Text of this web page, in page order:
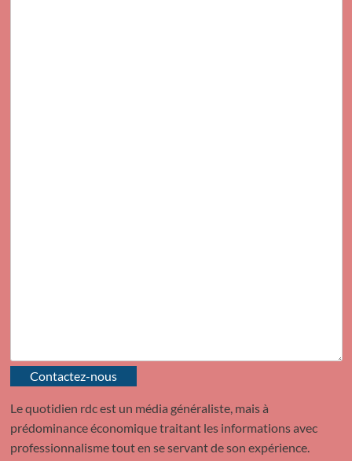
Contactez-nous
Le quotidien rdc est un média généraliste, mais à
prédominance économique traitant les informations avec
professionnalisme tout en se servant de son expérience.